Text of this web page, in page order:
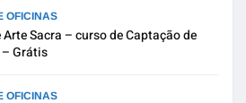
OFICINAS
Arte Sacra – curso de Captação de
– Grátis
OFICINAS